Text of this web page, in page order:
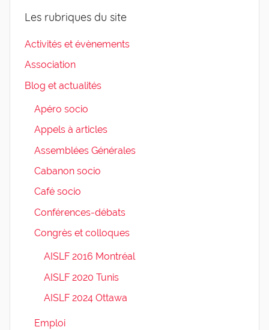
Les rubriques du site
Activités et évènements
Association
Blog et actualités
Apéro socio
Appels à articles
Assemblées Générales
Cabanon socio
Café socio
Conférences-débats
Congrès et colloques
AISLF 2016 Montréal
AISLF 2020 Tunis
AISLF 2024 Ottawa
Emploi